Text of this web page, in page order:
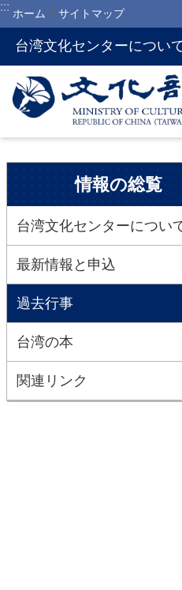
メインのコンテンツブロック
::: ホーム サイトマップ
台湾文化センターについ
:::
情報の総覧
台湾文化センターについ
最新情報と申込
過去行事
台湾の本
関連リンク